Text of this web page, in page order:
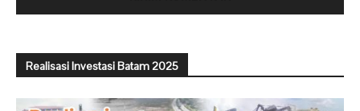
Realisasi Investasi Batam 2025